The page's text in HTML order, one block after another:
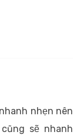
nhẹn nên
sẽ nhanh